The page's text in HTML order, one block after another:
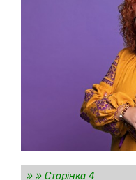
» » Сторінка 4